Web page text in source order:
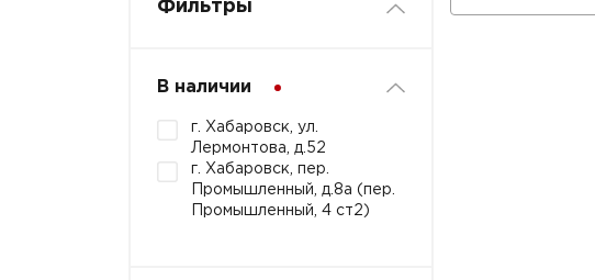
Фильтры
В наличии
г. Хабаровск, ул.
Лермонтова, д.52
г. Хабаровск, пер.
Промышленный, д.8а (пер.
Промышленный, 4 ст2)